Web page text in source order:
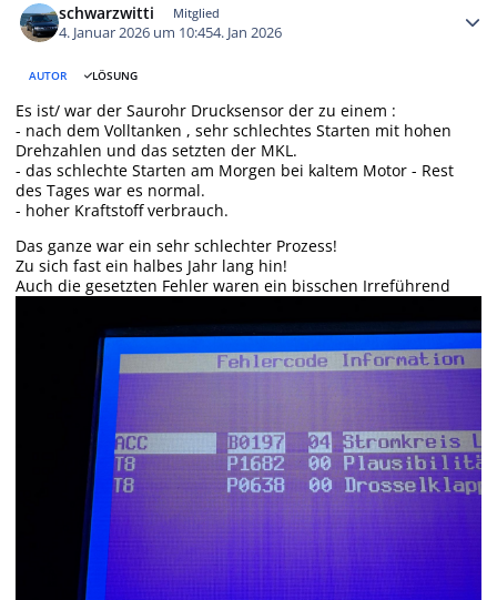
schwarzwitti Mitglied
4. Januar 2026 um 10:454. Jan 2026
AUTOR LÖSUNG
Es ist/ war der Saurohr Drucksensor der zu einem :
- nach dem Volltanken , sehr schlechtes Starten mit hohen
Drehzahlen und das setzten der MKL.
- das schlechte Starten am Morgen bei kaltem Motor - Rest
des Tages war es normal.
- hoher Kraftstoff verbrauch.
Das ganze war ein sehr schlechter Prozess!
Zu sich fast ein halbes Jahr lang hin!
Auch die gesetzten Fehler waren ein bisschen Irreführend